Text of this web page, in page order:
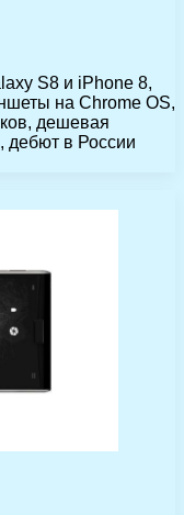
S8 и iPhone 8,
на Chrome OS,
дешевая
дебют в России